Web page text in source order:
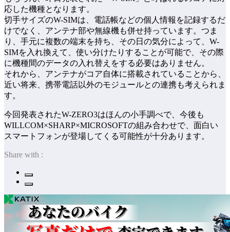
応した機種となります。
切手サイズのW-SIMは、電話帳などの個人情報を記録するだ
けでなく、アンテナ部や無線機も併せ持っています。つま
り、手元に複数の端末を持ち、その日の気分によって、W-
SIMを入れ換えて、使い分けたりすることが可能で、その際
に機種間のデータの入れ替えをする必要はありません。
それから、アンテナがコア自体に搭載されていることから、
近い将来、携帯電話以外のモジュールとの連携も考えられま
す。
今回発表されたW-ZERO3はほんの小手調べで、今後も
WILLCOM×SHARP×MICROSOFTの組み合わせで、面白い
スマートフォンが登場してくる可能性が十分あります。
Share with :